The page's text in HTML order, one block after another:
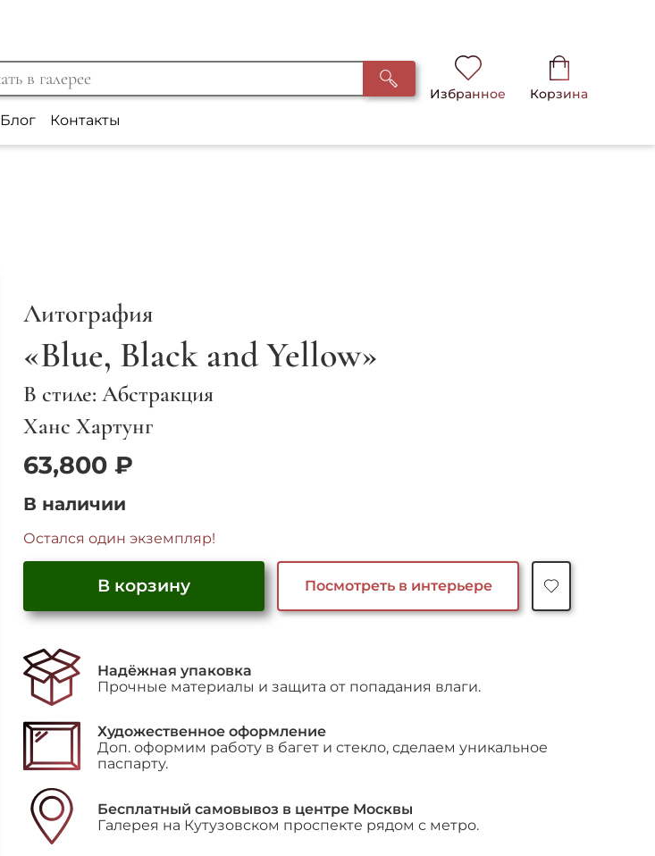
Избранное Корзина
Блог Контакты
Литография
«Blue, Black and Yellow»
В стиле: Абстракция
Ханс Хартунг
63,800 ₽
В наличии
Остался один экземпляр!
Количество
"Blue,
Black
and
Yellow"
В корзину Посмотреть в интерьере
Надёжная упаковка
Прочные материалы и защита от попадания влаги.
Художественное оформление
Доп. оформим работу в багет и стекло, сделаем уникальное
паспарту.
Бесплатный самовывоз в центре Москвы
Галерея на Кутузовском проспекте рядом с метро.